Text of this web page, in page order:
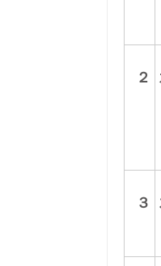
２
３